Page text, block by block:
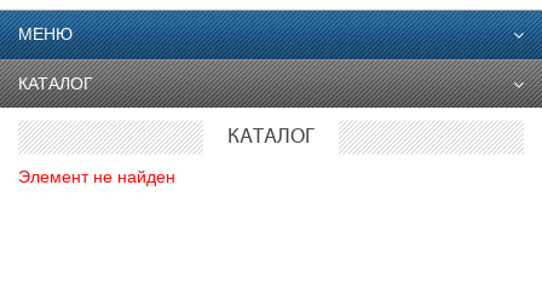
МЕНЮ
КАТАЛОГ
КАТАЛОГ
Элемент не найден